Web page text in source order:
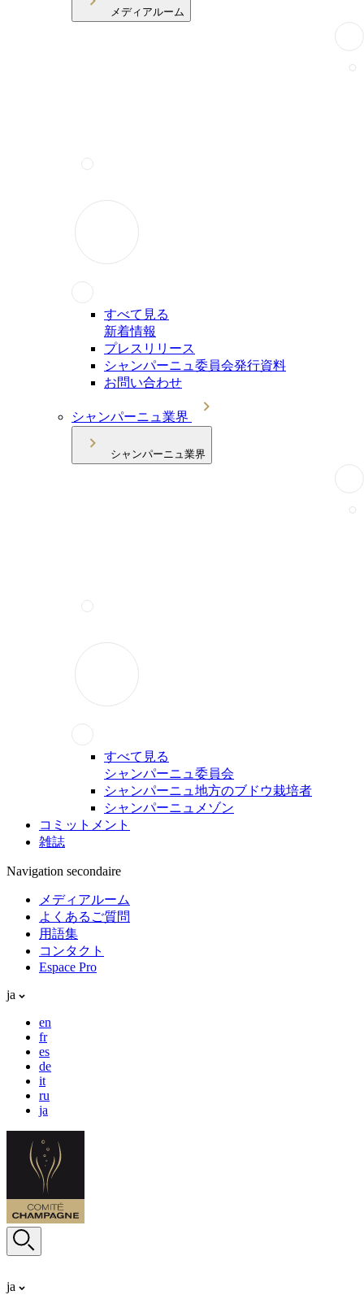
メディアルーム
すべて見る
新着情報
プレスリリース
シャンパーニュ委員会発行資料
お問い合わせ
シャンパーニュ業界
シャンパーニュ業界
すべて見る
シャンパーニュ委員会
シャンパーニュ地方のブドウ栽培者
シャンパーニュメゾン
コミットメント
雑誌
Navigation secondaire
メディアルーム
よくあるご質問
用語集
コンタクト
Espace Pro
ja
en
fr
es
de
it
ru
ja
ja